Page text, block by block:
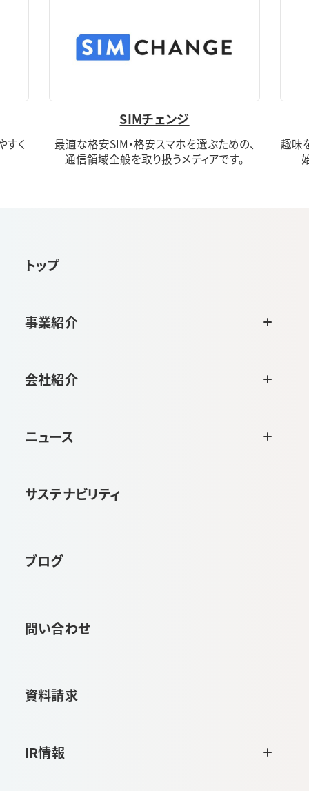
すく
SIMチェンジ
最適な格安SIM・格安スマホを選ぶための、
通信領域全般を取り扱うメディアです。
趣味
トップ
事業紹介
会社紹介
ニュース
サステナビリティ
ブログ
問い合わせ
資料請求
IR情報